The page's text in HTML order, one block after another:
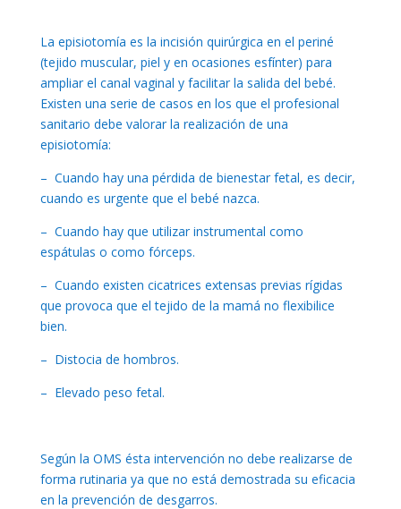
La episiotomía es la incisión quirúrgica en el periné
(tejido muscular, piel y en ocasiones esfínter) para
ampliar el canal vaginal y facilitar la salida del bebé.
Existen una serie de casos en los que el profesional
sanitario debe valorar la realización de una
episiotomía:
– Cuando hay una pérdida de bienestar fetal, es decir,
cuando es urgente que el bebé nazca.
– Cuando hay que utilizar instrumental como
espátulas o como fórceps.
– Cuando existen cicatrices extensas previas rígidas
que provoca que el tejido de la mamá no flexibilice
bien.
– Distocia de hombros.
– Elevado peso fetal.
Según la OMS ésta intervención no debe realizarse de
forma rutinaria ya que no está demostrada su eficacia
en la prevención de desgarros.